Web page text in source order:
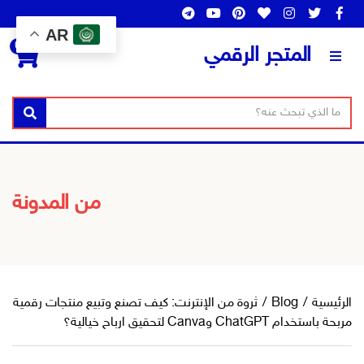
المتجر الرقمي
س
ف
ص
ا
بحث
0
من المدونة
الرئيسية /
Blog
/ ثروة من الإنترنت: كيف تصنع وتبيع منتجات رقمية
مربحة باستخدام ChatGPT وCanva لتحقيق ارباح خيالية؟
AR